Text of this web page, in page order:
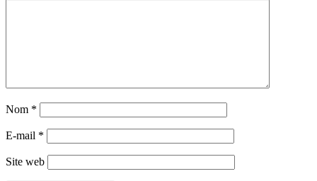
Nom *
E-mail *
Site web